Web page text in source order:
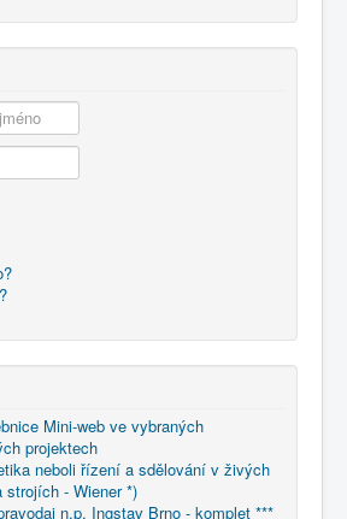
Mini-web ve vybraných
projektech
neboli řízení a sdělování v živých
strojích - Wiener *)
n.p. Ingstav Brno - komplet ***